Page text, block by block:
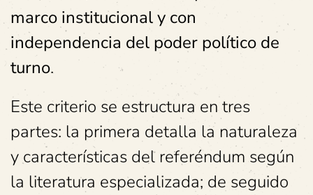
marco institucional y con
independencia del poder político de
turno.
Este criterio se estructura en tres
partes: la primera detalla la naturaleza
y características del referéndum según
la literatura especializada; de seguido